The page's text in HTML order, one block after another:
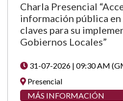
Charla Presencial
información pública en
claves para su
Gobiernos Locales”
31-07-2026 | 09:30 AM
Presencial
MÁS INFORMACIÓN